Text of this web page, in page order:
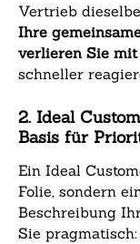
Vertrieb
Ihre
verlieren Sie
schneller
2. Ideal
Basis für
Ein Ideal
Folie, sondern
Beschreibung
Sie